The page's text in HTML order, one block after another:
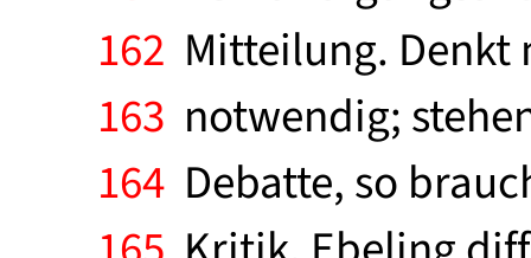
162 Mitteilung. Denkt
163 notwendig;
164 Debatte, so